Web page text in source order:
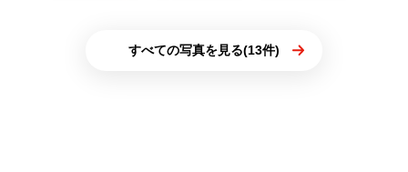
すべての写真を見る(13件)